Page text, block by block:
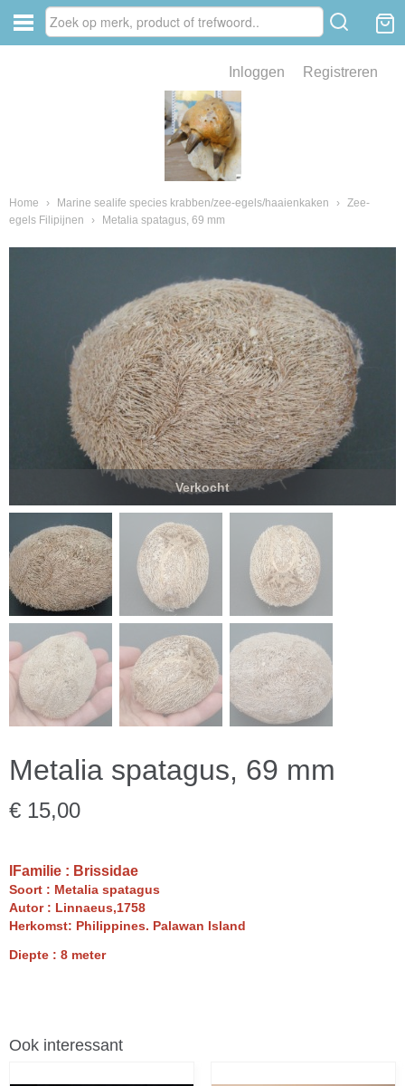
Inloggen Registreren
Home › Marine sealife species krabben/zee-egels/haaienkaken › Zee-
egels Filipijnen
› Metalia spatagus, 69 mm
Verkocht
Metalia spatagus, 69 mm
€ 15,00
IFamilie : Brissidae
Soort : Metalia spatagus
Autor : Linnaeus,1758
Herkomst: Philippines. Palawan Island
Diepte : 8 meter
Ook interessant
van fossielen en mineralen